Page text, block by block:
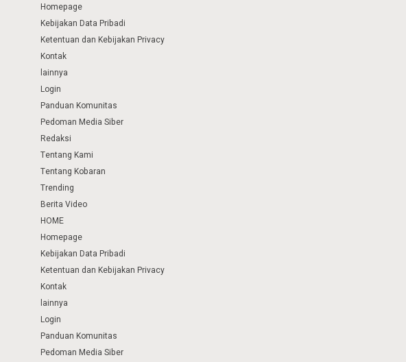
Homepage
Kebijakan Data Pribadi
Ketentuan dan Kebijakan Privacy
Kontak
lainnya
Login
Panduan Komunitas
Pedoman Media Siber
Redaksi
Tentang Kami
Tentang Kobaran
Trending
Berita Video
HOME
Homepage
Kebijakan Data Pribadi
Ketentuan dan Kebijakan Privacy
Kontak
lainnya
Login
Panduan Komunitas
Pedoman Media Siber